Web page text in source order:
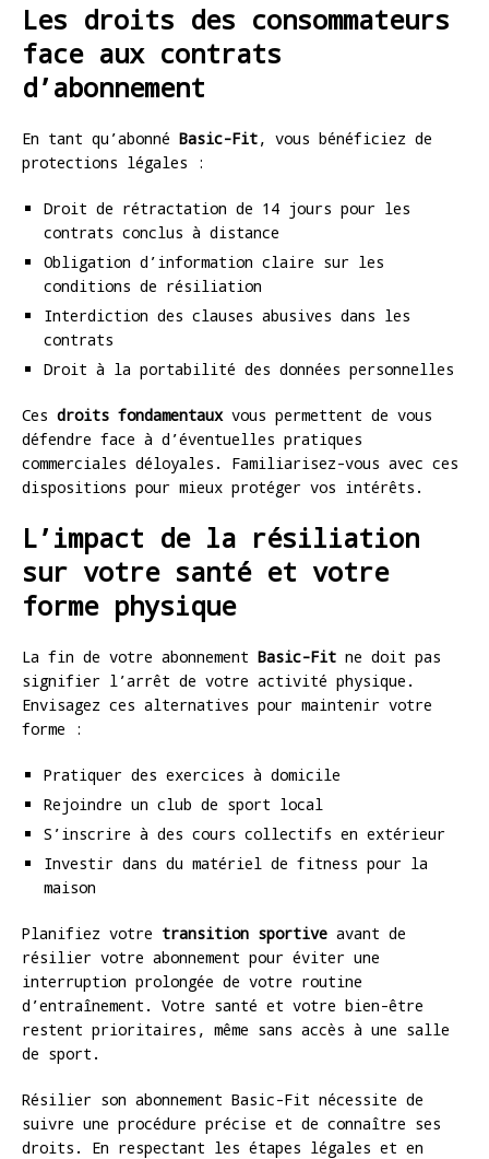
Les droits des consommateurs
face aux contrats
d’abonnement
En tant qu’abonné Basic-Fit, vous bénéficiez de
protections légales :
Droit de rétractation de 14 jours pour les
contrats conclus à distance
Obligation d’information claire sur les
conditions de résiliation
Interdiction des clauses abusives dans les
contrats
Droit à la portabilité des données personnelles
Ces droits fondamentauxvous permettent de vous
défendre face à d’éventuelles pratiques
commerciales déloyales. Familiarisez-vous avec ces
dispositions pour mieux protéger vos intérêts.
L’impact de la résiliation
sur votre santé et votre
forme physique
La fin de votre abonnement Basic-Fit ne doit pas
signifier l’arrêt de votre activité physique.
Envisagez ces alternatives pour maintenir votre
forme :
Pratiquer des exercices à domicile
Rejoindre un club de sport local
S’inscrire à des cours collectifs en extérieur
Investir dans du matériel de fitness pour la
maison
Planifiez votre transition sportive avant de
résilier votre abonnement pour éviter une
interruption prolongée de votre routine
d’entraînement. Votre santé et votre bien-être
restent prioritaires, même sans accès à une salle
de sport.
Résilier son abonnement Basic-Fit nécessite de
suivre une procédure précise et de connaître ses
droits. En respectant les étapes légales et en